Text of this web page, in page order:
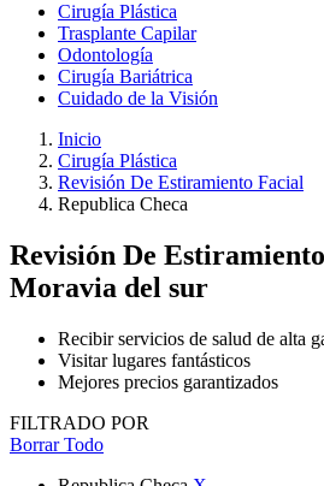
Cirugía Plástica
Trasplante Capilar
Odontología
Cirugía Bariátrica
Cuidado de la Visión
Inicio
Cirugía Plástica
Revisión De Estiramiento Facial
Republica Checa
Revisión De
Moravia del sur
Recibir servicios de salud de alta
Visitar lugares fantásticos
Mejores precios garantizados
FILTRADO POR
Borrar Todo